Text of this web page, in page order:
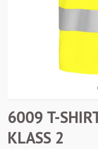
6009 T-
KLASS 2